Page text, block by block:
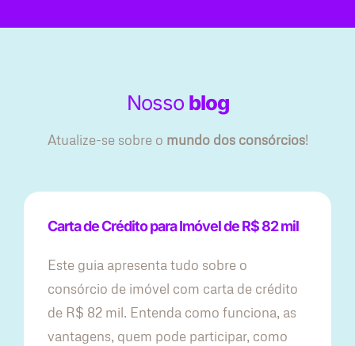
Nosso blog
Atualize-se sobre o mundo dos consórcios!
Carta de Crédito para Imóvel de R$ 82 mil
Este guia apresenta tudo sobre o
consórcio de imóvel com carta de crédito
de R$ 82 mil. Entenda como funciona, as
vantagens, quem pode participar, como